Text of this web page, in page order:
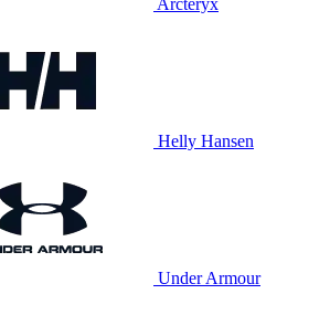
Arcteryx
Helly Hansen
Under Armour